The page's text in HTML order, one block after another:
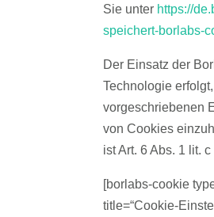
Sie unter https://
speichert-borlabs-
Der Einsatz der
Technologie
vorgeschriebenen
von Cookies
ist Art. 6 Abs. 1 lit.
[borlabs-cookie
title=“Cookie-